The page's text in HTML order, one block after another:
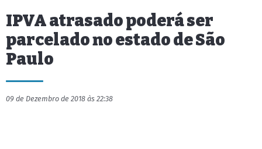
IPVA atrasado poderá ser
parcelado no estado de São
Paulo
09 de Dezembro de 2018 às 22:38